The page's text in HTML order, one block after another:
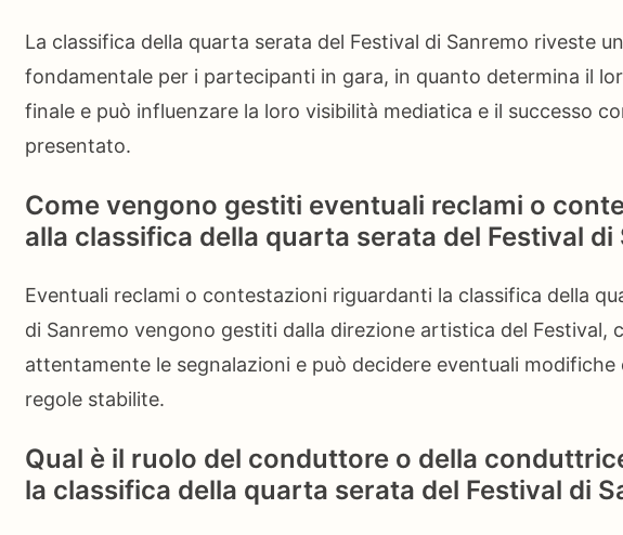
La classifica della quarta serata del Festival di Sanremo riveste
fondamentale per i partecipanti in gara, in quanto determina il
finale e può influenzare la loro visibilità mediatica e il successo
presentato.
Come vengono gestiti eventuali reclami o
alla classifica della quarta serata del Festival di
Eventuali reclami o contestazioni riguardanti la classifica della
di Sanremo vengono gestiti dalla direzione artistica del Festival,
attentamente le segnalazioni e può decidere eventuali
regole stabilite.
Qual è il ruolo del conduttore o della
la classifica della quarta serata del Festival di